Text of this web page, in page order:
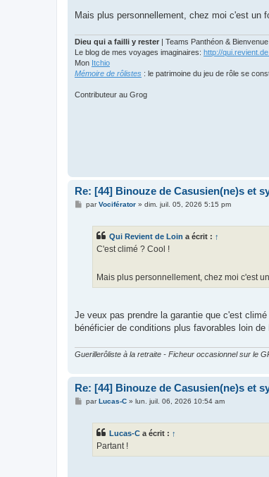
e
Mais plus personnellement, chez moi c'est un
Dieu qui a failli y rester | Teams Panthéon & Bienvenue
Le blog de mes voyages imaginaires: http://
Mon Itchio
Mémoire de rôlistes : le patrimoine du jeu de rôle se
Contributeur au Grog
Re: [44] Binouze de Casusien(ne)s et
MparVociférator» dim. juil. 05, 2026 5:15 pm
Qui Revient de Loin a écrit : ↑
C'est climé ? Cool !
Mais plus personnellement, chez moi c'est
Je veux pas prendre la garantie que c'est
bénéficier de conditions plus favorables loin
Guerillerôliste à la retraite - Ficheur occasionnel sur le
Re: [44] Binouze de Casusien(ne)s et
MparLucas-C» lun. juil. 06, 2026 10:54 am
Lucas-C a écrit : ↑
Partant !